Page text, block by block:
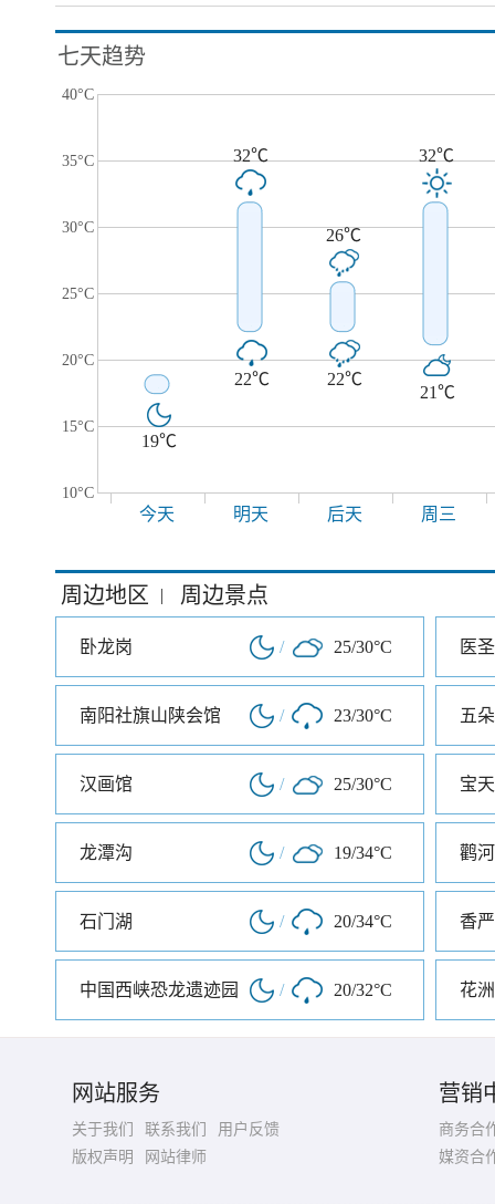
七天趋势
40°C
35°C
30°C
25°C
20°C
15°C
10°C
19℃
32℃
22℃
26℃
22℃
32℃
21℃
今天 明天 后天 周三
周边地区 | 周边景点
卧龙岗 / 25/30°C 医
南阳社旗山陕会馆 / 23/30°C 五
汉画馆 / 25/30°C 宝
龙潭沟 / 19/34°C 鹳
石门湖 / 20/34°C 香
中国西峡恐龙遗迹园 / 20/32°C 花
网站服务
关于我们 联系我们
用户反馈
版权声明
网站律师
营销
商务合
媒资合